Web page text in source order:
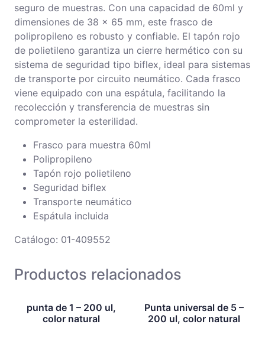
seguro de muestras. Con una capacidad de 60ml y
dimensiones de 38 x 65 mm, este frasco de
polipropileno es robusto y confiable. El tapón rojo
de polietileno garantiza un cierre hermético con su
sistema de seguridad tipo biflex, ideal para sistemas
de transporte por circuito neumático. Cada frasco
viene equipado con una espátula, facilitando la
recolección y transferencia de muestras sin
comprometer la esterilidad.
Frasco para muestra 60ml
Polipropileno
Tapón rojo polietileno
Seguridad biflex
Transporte neumático
Espátula incluida
Catálogo: 01-409552
Productos relacionados
punta de 1 – 200 ul,
color natural
Punta universal de 5 –
200 ul, color natural